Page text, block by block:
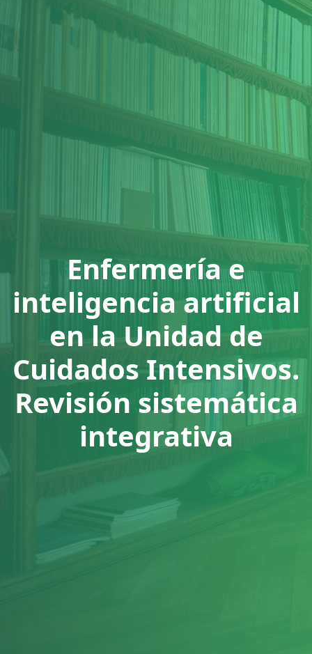
Enfermería e
inteligencia artificial
en la Unidad de
Cuidados Intensivos.
Revisión sistemática
integrativa